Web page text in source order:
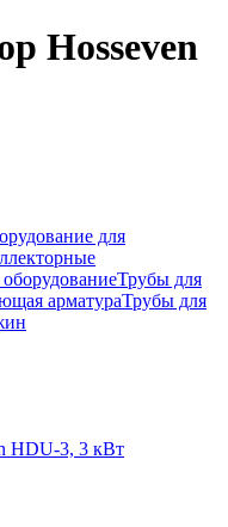
Hosseven
для
Трубы для
арматураТрубы для